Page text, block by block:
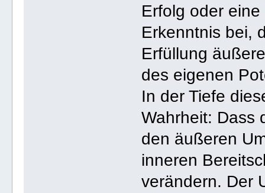
Erfolg oder
Erkenntnis bei,
Erfüllung
des eigenen
In der Tiefe
Wahrheit: Dass
den äußeren
inneren
verändern. Der